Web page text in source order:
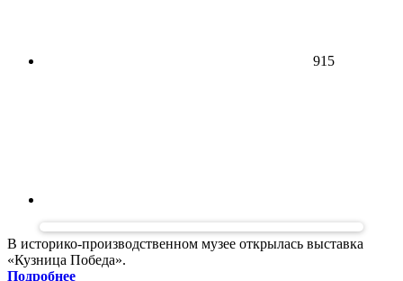
915
В историко-производственном музее открылась выставка
«Кузница Победа».
Подробнее